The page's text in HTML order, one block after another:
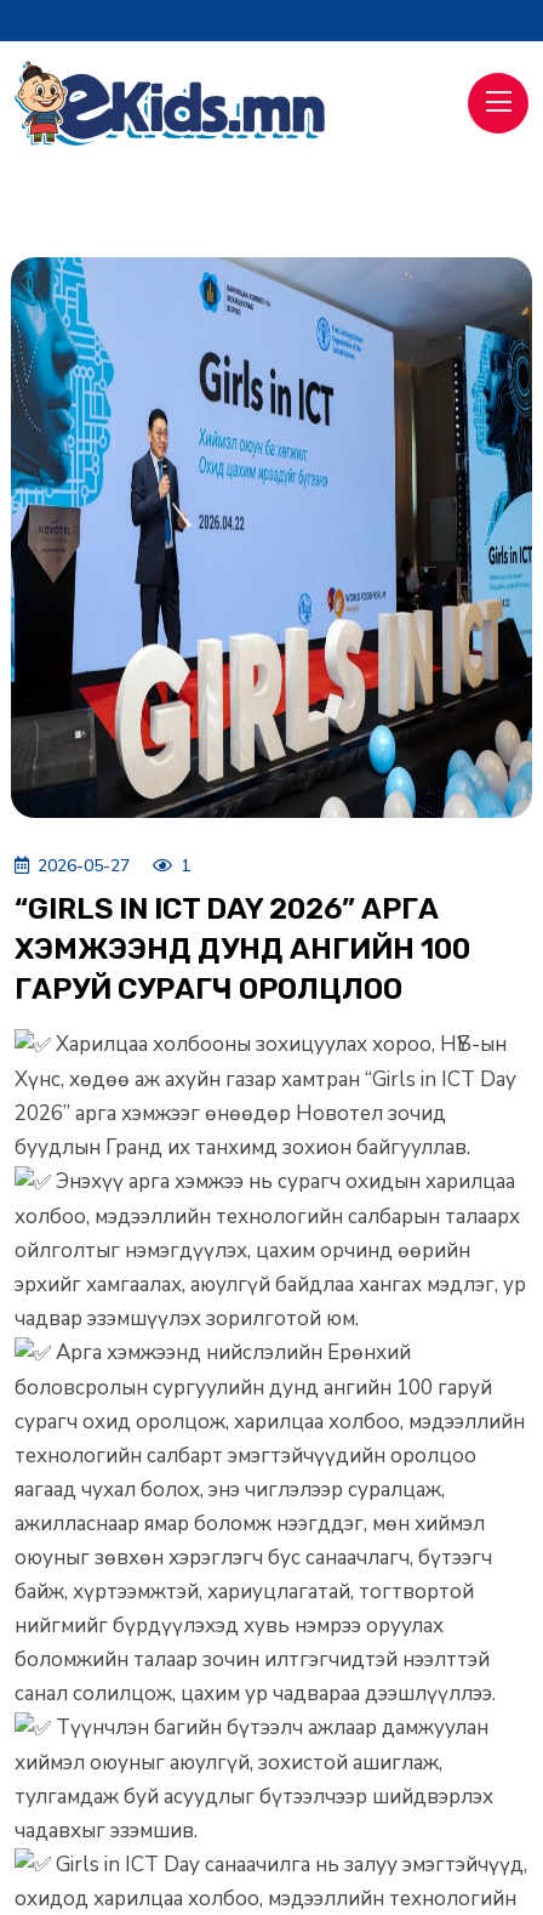
2026-05-27 1
“GIRLS IN ICT DAY 2026” АРГА
ХЭМЖЭЭНД ДУНД АНГИЙН 100
ГАРУЙ СУРАГЧ ОРОЛЦЛОО
Харилцаа холбооны зохицуулах хороо, НҮБ-ын
Хүнс, хөдөө аж ахуйн газар хамтран “Girls in ICT Day
2026” арга хэмжээг өнөөдөр Новотел зочид
буудлын Гранд их танхимд зохион байгууллав.
Энэхүү арга хэмжээ нь сурагч охидын харилцаа
холбоо, мэдээллийн технологийн салбарын талаарх
ойлголтыг нэмэгдүүлэх, цахим орчинд өөрийн
эрхийг хамгаалах, аюулгүй байдлаа хангах мэдлэг, ур
чадвар эзэмшүүлэх зорилготой юм.
Арга хэмжээнд нийслэлийн Ерөнхий
боловсролын сургуулийн дунд ангийн 100 гаруй
сурагч охид оролцож, харилцаа холбоо, мэдээллийн
технологийн салбарт эмэгтэйчүүдийн оролцоо
яагаад чухал болох, энэ чиглэлээр суралцаж,
ажилласнаар ямар боломж нээгддэг, мөн хиймэл
оюуныг зөвхөн хэрэглэгч бус санаачлагч, бүтээгч
байж, хүртээмжтэй, хариуцлагатай, тогтвортой
нийгмийг бүрдүүлэхэд хувь нэмрээ оруулах
боломжийн талаар зочин илтгэгчидтэй нээлттэй
санал солилцож, цахим ур чадвараа дээшлүүллээ.
Түүнчлэн багийн бүтээлч ажлаар дамжуулан
хиймэл оюуныг аюулгүй, зохистой ашиглаж,
тулгамдаж буй асуудлыг бүтээлчээр шийдвэрлэх
чадавхыг эзэмшив.
Girls in ICT Day санаачилга нь залуу эмэгтэйчүүд,
охидод харилцаа холбоо, мэдээллийн технологийн